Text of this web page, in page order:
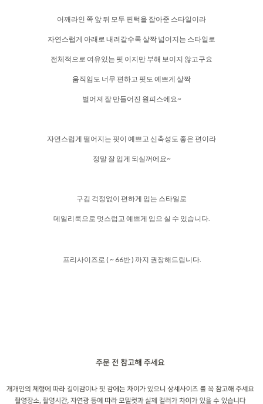
어깨라인 쪽 앞 뒤 모두 핀턱을 잡아준 스타일이라
자연스럽게 아래로 내려갈수록 살짝 넓어지는 스타일로
전체적으로 여유있는 핏 이지만 부해 보이지 않고구요
움직임도 너무 편하고 핏도 예쁘게 살짝
벌어져 잘 만들어진 원피스에요~
자연스럽게 떨어지는 핏이 예쁘고 신축성도 좋은 편이라
정말 잘 입게 되실꺼에요~
구김 걱정없이 편하게 입는 스타일로
데일리룩으로 멋스럽고 예쁘게 입으 실 수 있습니다.
프리사이즈로 ( ~ 66반 ) 까지 권장해드립니다.